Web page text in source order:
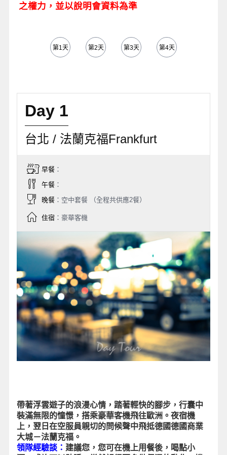
之權力，並以說明會資料為準
第1天 第2天 第3天 第4天
Day 1
台北 / 法蘭克福Frankfurt
早餐：
午餐：
晚餐：空中套餐 （全程共供應2餐）
住宿：豪華客機
帶著浮雲遊子的浪漫心情，踏著輕快的腳步，行囊中
裝滿無限的憧憬，搭乘豪華客機飛往歐洲。夜宿機
上，翌日在空服員親切的問候聲中飛抵德國德國商業
大城－法蘭克福。
領隊經驗談： 建議您，您可在機上用餐後，喝點小